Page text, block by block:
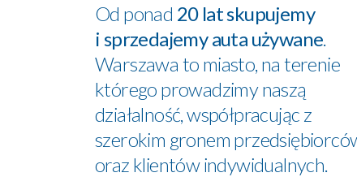
Od ponad 20 lat skupujemy
i sprzedajemy auta używane
Warszawa to miasto, na terenie
którego prowadzimy naszą
działalność, współpracując z
szerokim gronem
oraz klientów indywidualnych.